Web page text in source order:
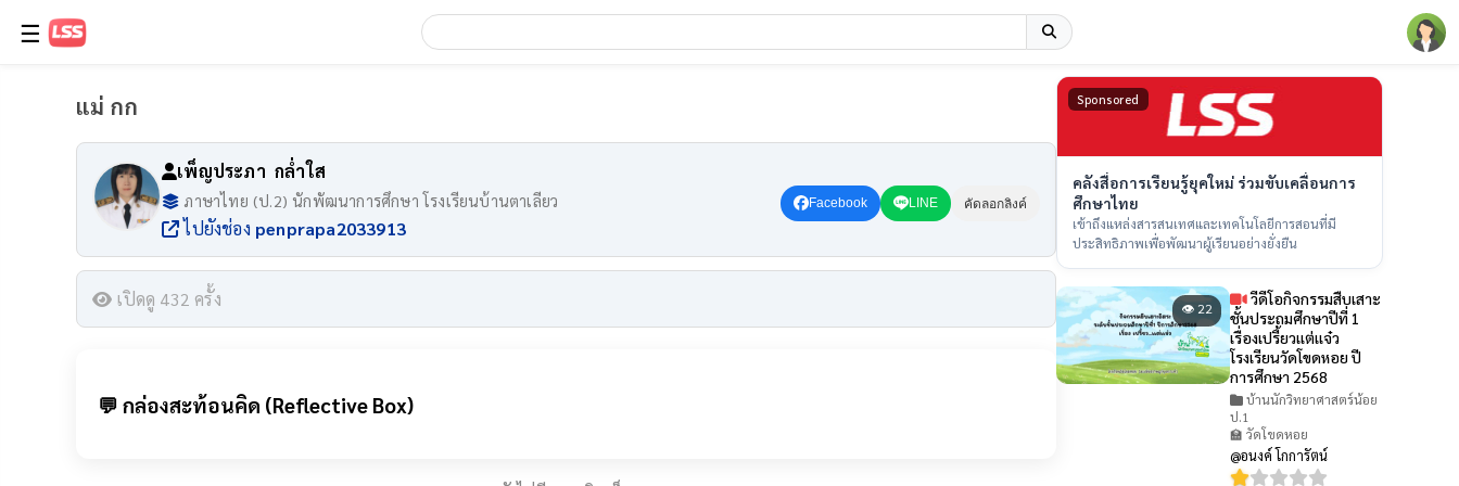
☰
แม่ กก
เพ็ญประภา​ กล่ำใส
ภาษาไทย (ป.2) นักพัฒนาการศึกษา โรงเรียนบ้านตาเลียว
ไปยังช่อง penprapa2033913
Facebook LINE คัดลอกลิงค์
เปิดดู 432 ครั้ง
💬 กล่องสะท้อนคิด (Reflective Box)
Sponsored
คลังสื่อการเรียนรู้ยุคใหม่ ร่วมขับเคลื่อนการ
ศึกษาไทย
เข้าถึงแหล่งสารสนเทศและเทคโนโลยีการสอนที่มี
ประสิทธิภาพเพื่อพัฒนาผู้เรียนอย่างยั่งยืน
👁 22
วีดีโอกิจกรรมสืบเสาะ
ชั้นประถมศึกษาปีที่ 1
เรื่องเปรี้ยวเเต่เเจ๋ว
โรงเรียนวัดโขดหอย ปี
การศึกษา 2568
บ้านนักวิทยาศาสตร์น้อย
ป.1
🏫 วัดโขดหอย
@อนงค์ โกการัตน์